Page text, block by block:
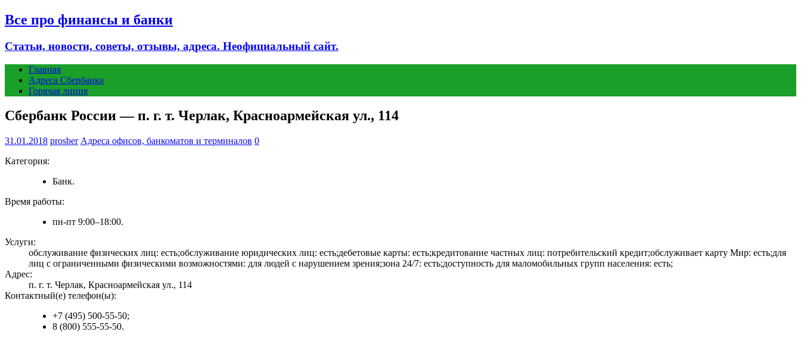
Все про финансы и банки
Статьи, новости, советы, отзывы, адреса. Неофициальный сайт.
Главная
Адреса Сбербанка
Горячая линия
Сбербанк России — п. г. т. Черлак, Красноармейская ул., 114
31.01.2018 prosber Адреса офисов, банкоматов и терминалов 0
Категория:
Банк.
Время работы:
пн-пт 9:00–18:00.
Услуги:
обслуживание физических лиц: есть;обслуживание юридических лиц: есть;дебетовые карты: есть;кредитование частных лиц: потребительский кредит;обслуживает карту Мир: есть;для
лиц с ограниченными физическими возможностями: для людей с нарушением зрения;зона 24/7: есть;доступность для маломобильных групп населения: есть;
Адрес:
п. г. т. Черлак, Красноармейская ул., 114
Контактный(е) телефон(ы):
+7 (495) 500-55-50;
8 (800) 555-55-50.